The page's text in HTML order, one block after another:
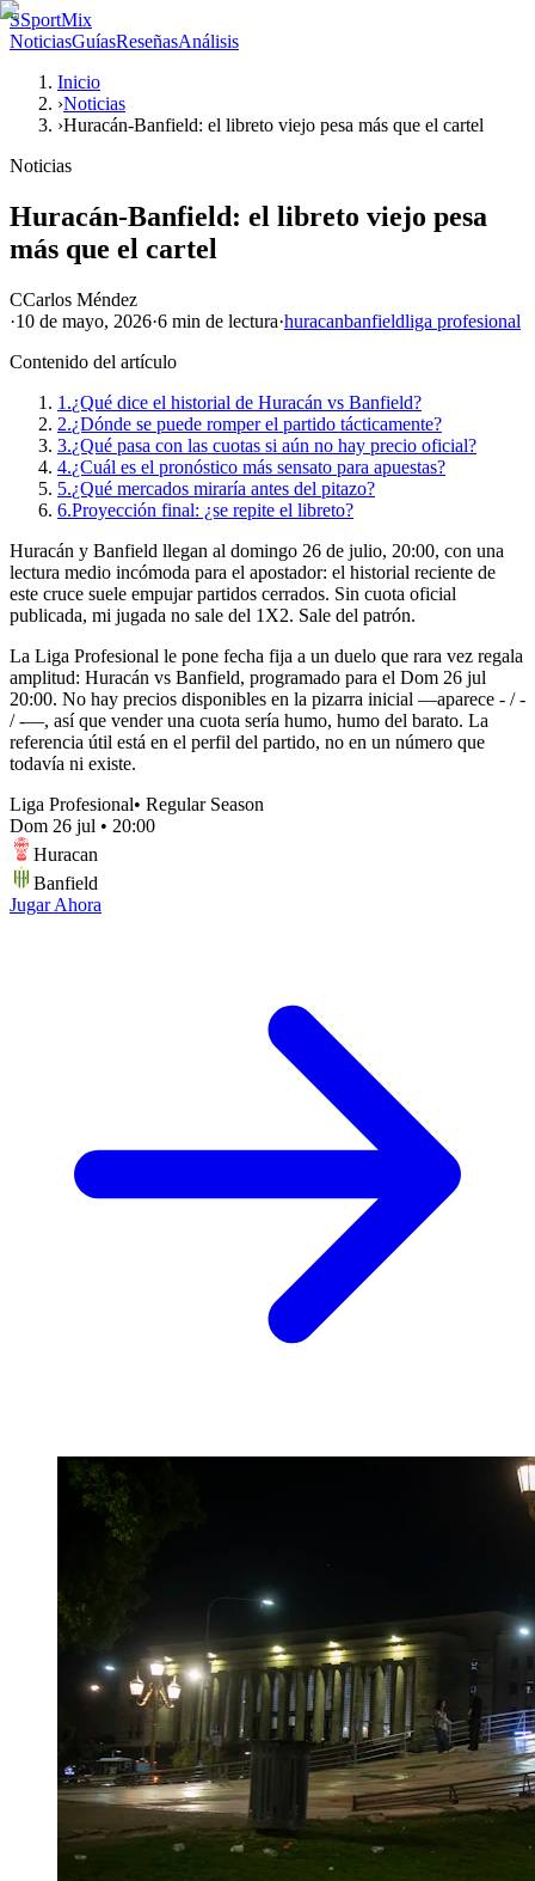
SSportMix
NoticiasGuíasReseñasAnálisis
Inicio
›Noticias
›Huracán-Banfield: el libreto viejo pesa más que el cartel
Noticias
Huracán-Banfield: el libreto viejo pesa
más que el cartel
CCarlos Méndez
·10 de mayo, 2026·6 min de lectura·huracanbanfieldliga profesional
Contenido del artículo
1.¿Qué dice el historial de Huracán vs Banfield?
2.¿Dónde se puede romper el partido tácticamente?
3.¿Qué pasa con las cuotas si aún no hay precio oficial?
4.¿Cuál es el pronóstico más sensato para apuestas?
5.¿Qué mercados miraría antes del pitazo?
6.Proyección final: ¿se repite el libreto?
Huracán y Banfield llegan al domingo 26 de julio, 20:00, con una
lectura medio incómoda para el apostador: el historial reciente de
este cruce suele empujar partidos cerrados. Sin cuota oficial
publicada, mi jugada no sale del 1X2. Sale del patrón.
La Liga Profesional le pone fecha fija a un duelo que rara vez regala
amplitud: Huracán vs Banfield, programado para el Dom 26 jul
20:00. No hay precios disponibles en la pizarra inicial —aparece - / -
/ -—, así que vender una cuota sería humo, humo del barato. La
referencia útil está en el perfil del partido, no en un número que
todavía ni existe.
Liga Profesional• Regular Season
Dom 26 jul • 20:00
Huracan
Banfield
Jugar Ahora